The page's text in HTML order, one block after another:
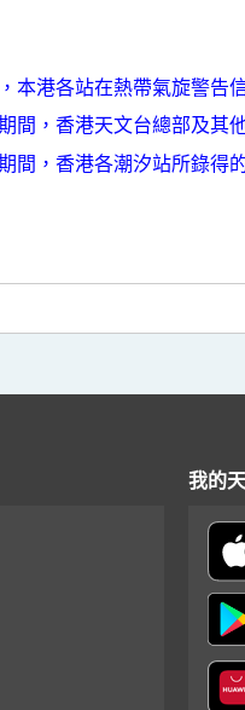
本港各站在熱帶氣旋警告
間，香港天文台總部及其
間，香港各潮汐站所錄得
我的